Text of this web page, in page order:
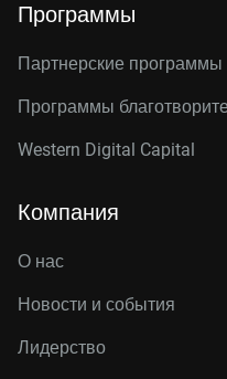
Программы
Партнерские программы
Программы
Western Digital Capital
Компания
О нас
Новости и события
Лидерство